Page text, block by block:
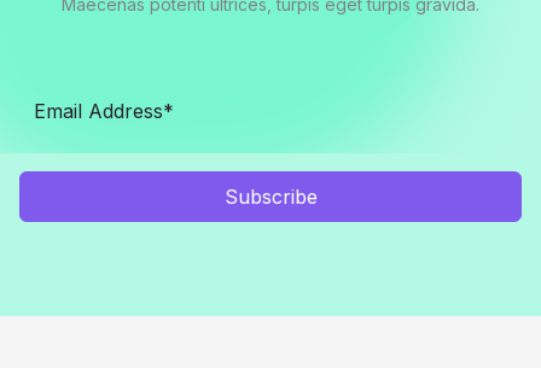
Maecenas potenti ultrices, turpis eget turpis gravida.
Subscribe